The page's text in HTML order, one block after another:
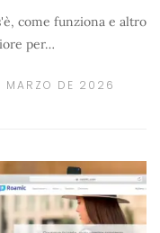
come funziona e altro
per…
MARZO DE 2026